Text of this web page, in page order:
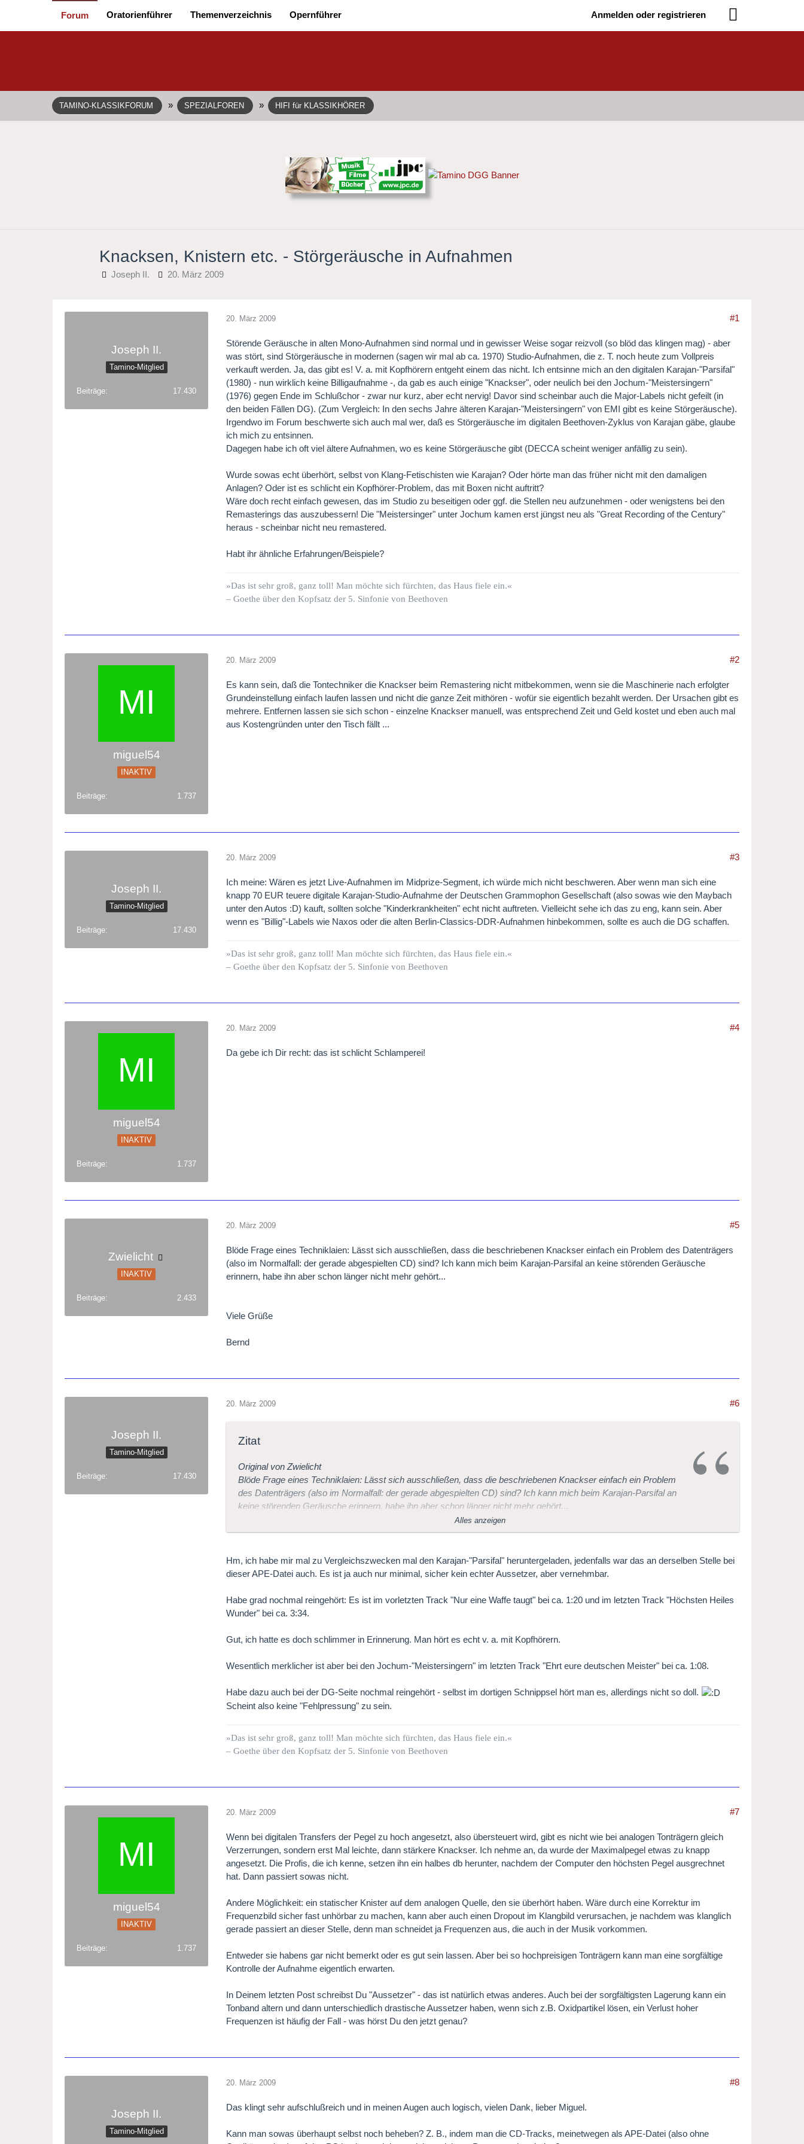
Forum Oratorienführer Themenverzeichnis Opernführer Anmelden oder registrieren
TAMINO-KLASSIKFORUM » SPEZIALFOREN » HIFI für KLASSIKHÖRER
Knacksen, Knistern etc. - Störgeräusche in Aufnahmen
Joseph II. 20. März 2009
Joseph II.
Tamino-Mitglied
Beiträge 17.430
20. März 2009 #1
Störende Geräusche in alten Mono-Aufnahmen sind normal und in gewisser Weise sogar reizvoll (so blöd das klingen mag) - aber
was stört, sind Störgeräusche in modernen (sagen wir mal ab ca. 1970) Studio-Aufnahmen, die z. T. noch heute zum Vollpreis
verkauft werden. Ja, das gibt es! V. a. mit Kopfhörern entgeht einem das nicht. Ich entsinne mich an den digitalen Karajan-"Parsifal"
(1980) - nun wirklich keine Billigaufnahme -, da gab es auch einige "Knackser", oder neulich bei den Jochum-"Meistersingern"
(1976) gegen Ende im Schlußchor - zwar nur kurz, aber echt nervig! Davor sind scheinbar auch die Major-Labels nicht gefeilt (in
den beiden Fällen DG). (Zum Vergleich: In den sechs Jahre älteren Karajan-"Meistersingern" von EMI gibt es keine Störgeräusche).
Irgendwo im Forum beschwerte sich auch mal wer, daß es Störgeräusche im digitalen Beethoven-Zyklus von Karajan gäbe, glaube
ich mich zu entsinnen.
Dagegen habe ich oft viel ältere Aufnahmen, wo es keine Störgeräusche gibt (DECCA scheint weniger anfällig zu sein).
Wurde sowas echt überhört, selbst von Klang-Fetischisten wie Karajan? Oder hörte man das früher nicht mit den damaligen
Anlagen? Oder ist es schlicht ein Kopfhörer-Problem, das mit Boxen nicht auftritt?
Wäre doch recht einfach gewesen, das im Studio zu beseitigen oder ggf. die Stellen neu aufzunehmen - oder wenigstens bei den
Remasterings das auszubessern! Die "Meistersinger" unter Jochum kamen erst jüngst neu als "Great Recording of the Century"
heraus - scheinbar nicht neu remastered.
Habt ihr ähnliche Erfahrungen/Beispiele?
»Das ist sehr groß, ganz toll! Man möchte sich fürchten, das Haus fiele ein.«
– Goethe über den Kopfsatz der 5. Sinfonie von Beethoven
miguel54
INAKTIV
Beiträge 1.737
20. März 2009 #2
Es kann sein, daß die Tontechniker die Knackser beim Remastering nicht mitbekommen, wenn sie die Maschinerie nach erfolgter
Grundeinstellung einfach laufen lassen und nicht die ganze Zeit mithören - wofür sie eigentlich bezahlt werden. Der Ursachen gibt es
mehrere. Entfernen lassen sie sich schon - einzelne Knackser manuell, was entsprechend Zeit und Geld kostet und eben auch mal
aus Kostengründen unter den Tisch fällt ...
Joseph II.
Tamino-Mitglied
Beiträge 17.430
20. März 2009 #3
Ich meine: Wären es jetzt Live-Aufnahmen im Midprize-Segment, ich würde mich nicht beschweren. Aber wenn man sich eine
knapp 70 EUR teuere digitale Karajan-Studio-Aufnahme der Deutschen Grammophon Gesellschaft (also sowas wie den Maybach
unter den Autos :D) kauft, sollten solche "Kinderkrankheiten" echt nicht auftreten. Vielleicht sehe ich das zu eng, kann sein. Aber
wenn es "Billig"-Labels wie Naxos oder die alten Berlin-Classics-DDR-Aufnahmen hinbekommen, sollte es auch die DG schaffen.
»Das ist sehr groß, ganz toll! Man möchte sich fürchten, das Haus fiele ein.«
– Goethe über den Kopfsatz der 5. Sinfonie von Beethoven
miguel54
INAKTIV
Beiträge 1.737
20. März 2009 #4
Da gebe ich Dir recht: das ist schlicht Schlamperei!
Zwielicht
INAKTIV
Beiträge 2.433
20. März 2009 #5
Blöde Frage eines Techniklaien: Lässt sich ausschließen, dass die beschriebenen Knackser einfach ein Problem des Datenträgers
(also im Normalfall: der gerade abgespielten CD) sind? Ich kann mich beim Karajan-Parsifal an keine störenden Geräusche
erinnern, habe ihn aber schon länger nicht mehr gehört...
Viele Grüße
Bernd
Joseph II.
Tamino-Mitglied
Beiträge 17.430
20. März 2009 #6
Zitat
Original von Zwielicht
Blöde Frage eines Techniklaien: Lässt sich ausschließen, dass die beschriebenen Knackser einfach ein Problem
des Datenträgers (also im Normalfall: der gerade abgespielten CD) sind? Ich kann mich beim Karajan-Parsifal an
keine störenden Geräusche erinnern, habe ihn aber schon länger nicht mehr gehört...
Bernd
Alles anzeigen
Hm, ich habe mir mal zu Vergleichszwecken mal den Karajan-"Parsifal" heruntergeladen, jedenfalls war das an derselben Stelle bei
dieser APE-Datei auch. Es ist ja auch nur minimal, sicher kein echter Aussetzer, aber vernehmbar.
Habe grad nochmal reingehört: Es ist im vorletzten Track "Nur eine Waffe taugt" bei ca. 1:20 und im letzten Track "Höchsten Heiles
Wunder" bei ca. 3:34.
Gut, ich hatte es doch schlimmer in Erinnerung. Man hört es echt v. a. mit Kopfhörern.
Wesentlich merklicher ist aber bei den Jochum-"Meistersingern" im letzten Track "Ehrt eure deutschen Meister" bei ca. 1:08.
Habe dazu auch bei der DG-Seite nochmal reingehört - selbst im dortigen Schnippsel hört man es, allerdings nicht so doll.
Scheint also keine "Fehlpressung" zu sein.
»Das ist sehr groß, ganz toll! Man möchte sich fürchten, das Haus fiele ein.«
– Goethe über den Kopfsatz der 5. Sinfonie von Beethoven
miguel54
INAKTIV
Beiträge 1.737
20. März 2009 #7
Wenn bei digitalen Transfers der Pegel zu hoch angesetzt, also übersteuert wird, gibt es nicht wie bei analogen Tonträgern gleich
Verzerrungen, sondern erst Mal leichte, dann stärkere Knackser. Ich nehme an, da wurde der Maximalpegel etwas zu knapp
angesetzt. Die Profis, die ich kenne, setzen ihn ein halbes db herunter, nachdem der Computer den höchsten Pegel ausgrechnet
hat. Dann passiert sowas nicht.
Andere Möglichkeit: ein statischer Knister auf dem analogen Quelle, den sie überhört haben. Wäre durch eine Korrektur im
Frequenzbild sicher fast unhörbar zu machen, kann aber auch einen Dropout im Klangbild verursachen, je nachdem was klanglich
gerade passiert an dieser Stelle, denn man schneidet ja Frequenzen aus, die auch in der Musik vorkommen.
Entweder sie habens gar nicht bemerkt oder es gut sein lassen. Aber bei so hochpreisigen Tonträgern kann man eine sorgfältige
Kontrolle der Aufnahme eigentlich erwarten.
In Deinem letzten Post schreibst Du "Aussetzer" - das ist natürlich etwas anderes. Auch bei der sorgfältigsten Lagerung kann ein
Tonband altern und dann unterschiedlich drastische Aussetzer haben, wenn sich z.B. Oxidpartikel lösen, ein Verlust hoher
Frequenzen ist häufig der Fall - was hörst Du den jetzt genau?
Joseph II.
Tamino-Mitglied
20. März 2009 #8
Das klingt sehr aufschlußreich und in meinen Augen auch logisch, vielen Dank, lieber Miguel.
Kann man sowas überhaupt selbst noch beheben? Z. B., indem man die CD-Tracks, meinetwegen als APE-Datei (also ohne